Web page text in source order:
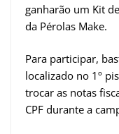
ganharão um Kit
da Pérolas Make.
Para participar,
localizado no 1º
trocar as notas
CPF durante a